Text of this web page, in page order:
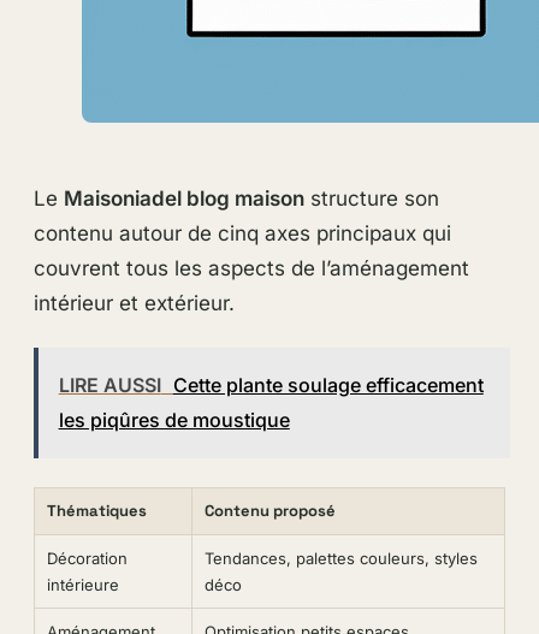
Le Maisoniadel blog maisonstructure son
contenu autour de cinq axes principaux qui
couvrent tous les aspects de l’aménagement
intérieur et extérieur.
LIRE AUSSI Cette plante soulage efficacement
les piqûres de moustique
Thématiques Contenu proposé
Décoration
intérieure
Tendances, palettes couleurs, styles
déco